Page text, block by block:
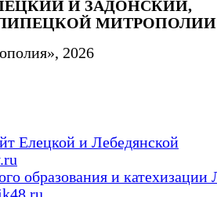
И ЗАДОНСКИЙ,
ЛИПЕЦКОЙ
2026